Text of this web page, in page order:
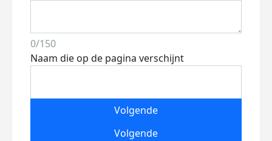
0/150
Naam die op de pagina verschijnt
Volgende
Volgende